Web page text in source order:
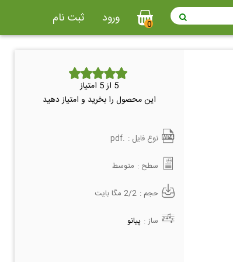
ثبت نام ورود 0
5 از 5 امتیاز
این محصول را بخرید و امتیاز دهید
نوع فایل : .pdf
سطح : متوسط
حجم : 2/2 مگا بایت
ساز : پیانو